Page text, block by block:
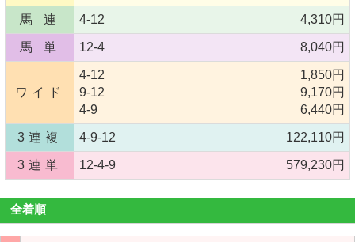
馬 連 4-12 4,310円
馬 単 12-4 8,040円
ワイド
4-12
9-12
4-9
1,850円
9,170円
6,440円
3連複 4-9-12 122,110円
3連単 12-4-9 579,230円
全着順